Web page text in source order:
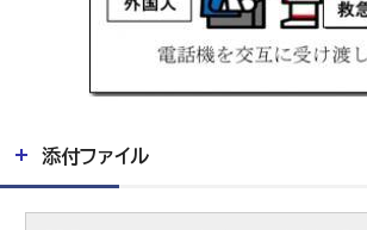
添付ファイル